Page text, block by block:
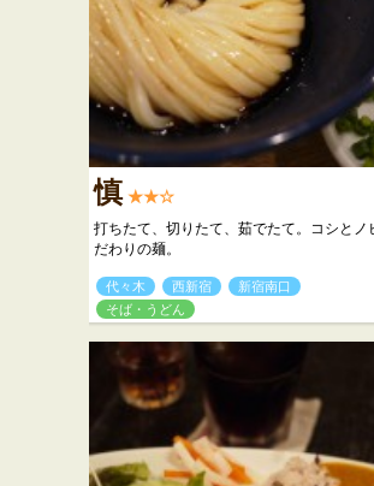
慎 ★★☆
打ちたて、切りたて、茹でたて。コシとノ
だわりの麺。
代々木 西新宿
新宿南口
そば・うどん